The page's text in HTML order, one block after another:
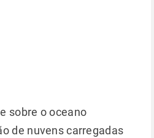
sobre o oceano
de nuvens carregadas